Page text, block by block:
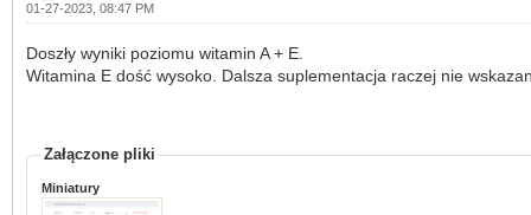
01-27-2023, 08:47 PM
Doszły wyniki poziomu witamin A + E.
Witamina E dość wysoko. Dalsza suplementacja raczej nie
Załączone pliki
Miniatury